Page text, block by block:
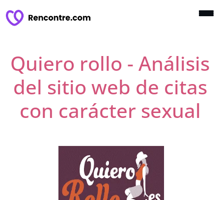
Quiero rollo - Análisis
del sitio web de citas
con carácter sexual